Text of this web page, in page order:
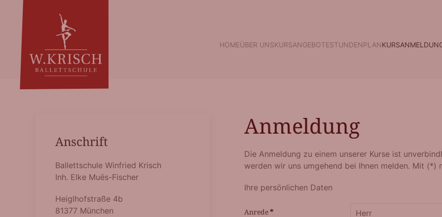
Zum Hauptinhalt springen
HOMEÜBER UNSKURSANGEBOTESTUNDENPLAN
Anschrift
Ballettschule Winfried Krisch
Inh. Elke Muës-Fischer
Heiglhofstraße 4b
81377 München
Anmeldung
Die Anmeldung zu einem unserer Kurse ist
werden wir uns umgehend bei Ihnen melden. Mit
Ihre persönlichen Daten
Anrede*